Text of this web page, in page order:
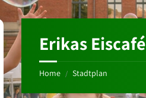
Erikas Eiscafé
Home / Stadtplan